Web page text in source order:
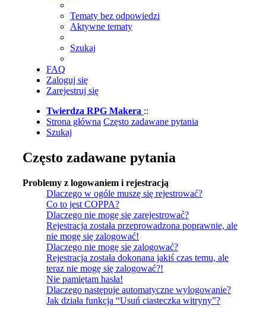
Tematy bez odpowiedzi
Aktywne tematy
Szukaj
FAQ
Zaloguj się
Zarejestruj się
Twierdza RPG Makera ::
Strona główna Często zadawane pytania
Szukaj
Często zadawane pytania
Problemy z logowaniem i rejestracją
Dlaczego w ogóle muszę się rejestrować?
Co to jest COPPA?
Dlaczego nie mogę się zarejestrować?
Rejestracja została przeprowadzona poprawnie, ale
nie mogę się zalogować!
Dlaczego nie mogę się zalogować?
Rejestracja została dokonana jakiś czas temu, ale
teraz nie mogę się zalogować?!
Nie pamiętam hasła!
Dlaczego następuje automatyczne wylogowanie?
Jak działa funkcja “Usuń ciasteczka witryny”?